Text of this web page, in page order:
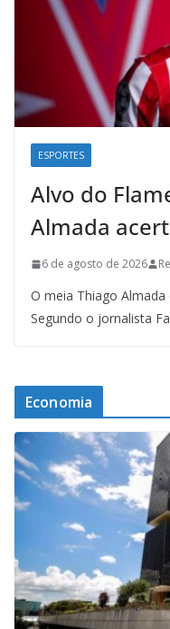
ESPORTES
Alvo do
Almada
6 de agosto de 2026
O meia Thiago
Segundo o jornalista
Economia